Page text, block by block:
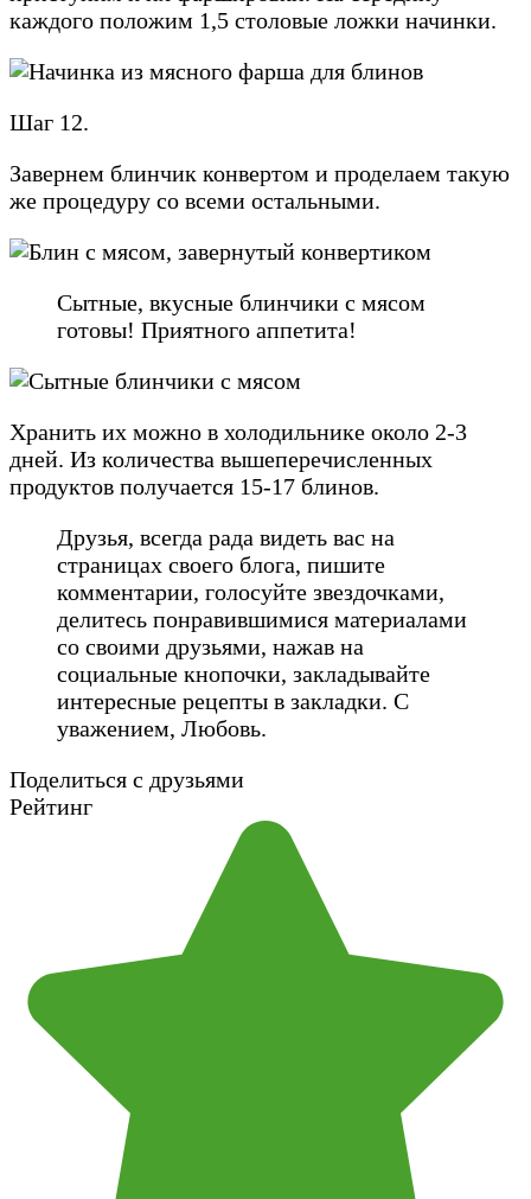
каждого положим 1,5 столовые ложки начинки.
Шаг 12.
Завернем блинчик конвертом и проделаем такую
же процедуру со всеми остальными.
Сытные, вкусные блинчики с мясом
готовы! Приятного аппетита!
Хранить их можно в холодильнике около 2-3
дней. Из количества вышеперечисленных
продуктов получается 15-17 блинов.
Друзья, всегда рада видеть вас на
страницах своего блога, пишите
комментарии, голосуйте звездочками,
делитесь понравившимися материалами
со своими друзьями, нажав на
социальные кнопочки, закладывайте
интересные рецепты в закладки. С
уважением, Любовь.
Поделиться с друзьями
Рейтинг